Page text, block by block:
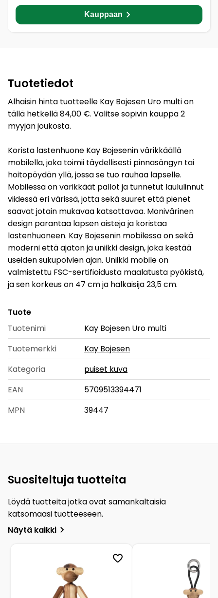
Kauppaan
Tuotetiedot
Alhaisin hinta tuotteelle Kay Bojesen Uro multi on
tällä hetkellä 84,00 €. Valitse sopivin kauppa 2
myyjän joukosta.
Korista lastenhuone Kay Bojesenin värikkäällä
mobilella, joka toimii täydellisesti pinnasängyn tai
hoitopöydän yllä, jossa se tuo rauhaa lapselle.
Mobilessa on värikkäät pallot ja tunnetut laululinnut
viidessä eri värissä, jotta sekä suuret että pienet
saavat jotain mukavaa katsottavaa. Monivärinen
design parantaa lapsen aisteja ja koristaa
lastenhuoneen. Kay Bojesenin mobilessa on sekä
moderni että ajaton ja uniikki design, joka kestää
useiden sukupolvien ajan. Uniikki mobile on
valmistettu FSC-sertifioidusta maalatusta pyökistä,
ja sen korkeus on 47 cm ja halkaisija 23,5 cm.
Tuote
Tuotenimi
Kay Bojesen Uro multi
Tuotemerkki
Kay Bojesen
Kategoria
puiset kuva
EAN
5709513394471
MPN
39447
Suositeltuja tuotteita
Löydä tuotteita jotka ovat samankaltaisia
katsomaasi tuotteeseen.
Näytä kaikki